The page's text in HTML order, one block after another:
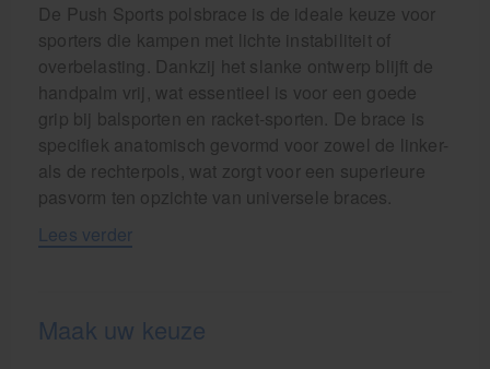
De Push Sports polsbrace is de ideale keuze voor
sporters die kampen met lichte instabiliteit of
overbelasting. Dankzij het slanke ontwerp blijft de
handpalm vrij, wat essentieel is voor een goede
grip bij balsporten en racket-sporten. De brace is
specifiek anatomisch gevormd voor zowel de linker-
als de rechterpols, wat zorgt voor een superieure
pasvorm ten opzichte van universele braces.
Lees verder
Maak uw keuze